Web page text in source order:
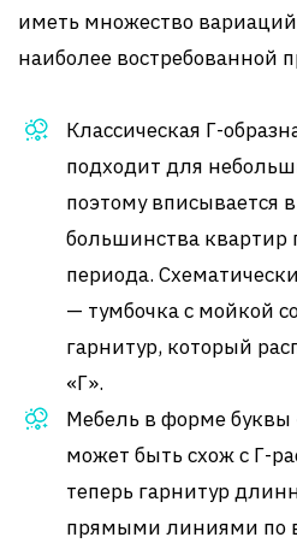
иметь множество
наиболее востребованной
Классическая Г-
подходит для
поэтому вписывается
большинства квартир
периода.
— тумбочка с мойкой
гарнитур, который
«Г».
Мебель в форме буквы
может быть схож с Г-
теперь гарнитур
прямыми линиями по